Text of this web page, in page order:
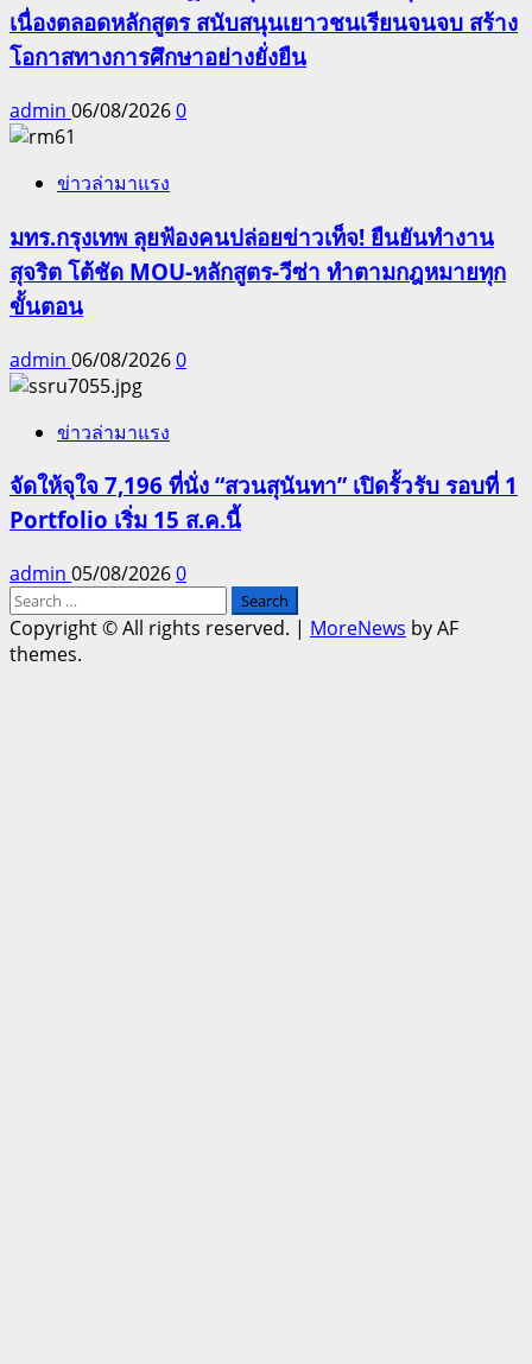
เนื่องตลอดหลักสูตร สนับสนุนเยาวชนเรียนจนจบ สร้าง
โอกาสทางการศึกษาอย่างยั่งยืน
admin 06/08/20260
ข่าวล่ามาแรง
มทร.กรุงเทพ ลุยฟ้องคนปล่อยข่าวเท็จ! ยืนยันทำงาน
สุจริต โต้ชัด MOU-หลักสูตร-วีซ่า ทำตามกฎหมายทุก
ขั้นตอน
admin 06/08/20260
ข่าวล่ามาแรง
จัดให้จุใจ 7,196 ที่นั่ง “สวนสุนันทา” เปิดรั้วรับ รอบที่ 1
Portfolio เริ่ม 15 ส.ค.นี้
admin 05/08/20260
Search
for:
Copyright © All rights reserved. | MoreNews by AF
themes.